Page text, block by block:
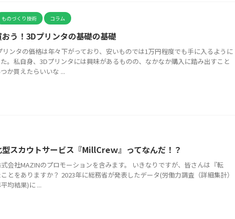
ものづくり技術 コラム
う！3Dプリンタの基礎の基礎
リンタの価格は年々下がっており、安いものでは1万円程度でも手に入るように
。私自身、3Dプリンタには興味があるものの、なかなか購入に踏み出すこと
か買えたらいいな ...
スカウトサービス『MillCreｗ』ってなんだ！？
会社MAZINのプロモーションを含みます。 いきなりですが、皆さんは『転
とをありますか？ 2023年に総務省が発表したデータ(労働力調査（詳細集計）
均結果)に ...